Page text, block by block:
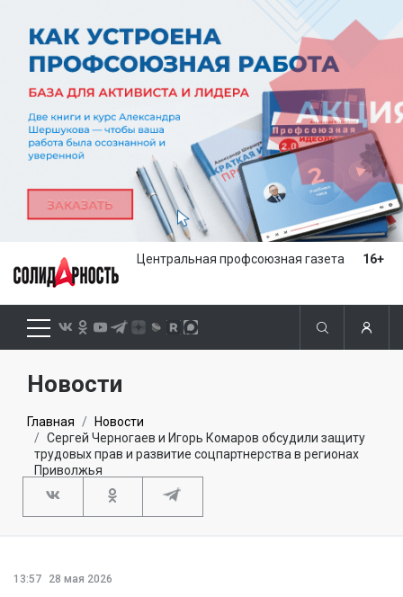
Центральная профсоюзная газета 16+
Новости
Главная
Новости
Сергей Черногаев и Игорь Комаров обсудили защиту
трудовых прав и развитие соцпартнерства в регионах
Приволжья
13:57 28 мая 2026